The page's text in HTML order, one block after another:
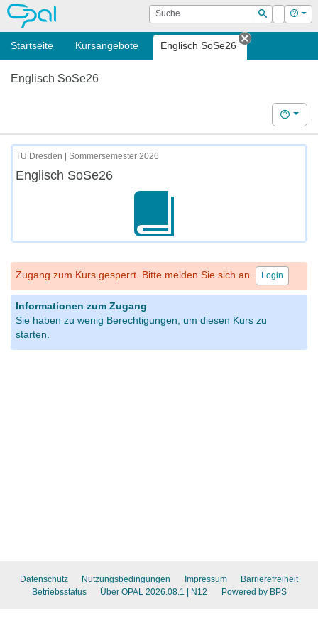
OPAL Suche
Suchen
Login Hilfe
Startseite Kursangebote Englisch SoSe26
Tab
Englisch SoSe26
Hilfe
TU Dresden | Sommersemester 2026
Englisch SoSe26
Zugang zum Kurs gesperrt. Bitte melden Sie sich an. Login
Informationen zum Zugang
Sie haben zu wenig Berechtigungen, um diesen Kurs zu
starten.
Datenschutz Nutzungsbedingungen Impressum
Barrierefreiheit
Betriebsstatus
Über OPAL 2026.08.1 | N12 Powered by BPS